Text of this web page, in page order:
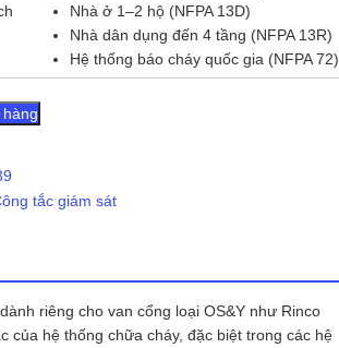
Nhà ở 1–2 hộ (NFPA 13D)
Nhà dân dụng đến 4 tầng (NFPA 13R)
Hệ thống báo cháy quốc gia (NFPA 72)
hàng
tắc giám sát
riêng cho van cổng loại OS&Y như Rinco
của hệ thống chữa cháy, đặc biệt trong các hệ